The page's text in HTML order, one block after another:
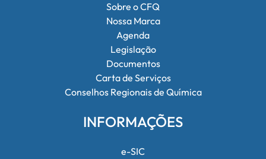
Sobre o CFQ
Nossa Marca
Agenda
Legislação
Documentos
Carta de Serviços
Conselhos Regionais de Química
INFORMAÇÕES
e-SIC